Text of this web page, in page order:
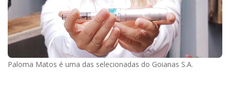
Paloma Matos é uma das selecionadas do Goianas S.A.